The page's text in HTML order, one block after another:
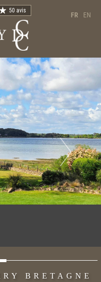
FR EN
50 avis
BRETAGNE